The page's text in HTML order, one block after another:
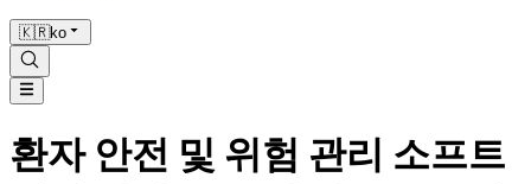
🇰🇷ko
환자 안전 및 위험 관리 소프트